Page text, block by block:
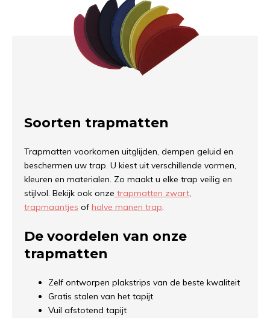
Soorten trapmatten
Trapmatten voorkomen uitglijden, dempen geluid en
beschermen uw trap. U kiest uit verschillende vormen,
kleuren en materialen. Zo maakt u elke trap veilig en
stijlvol. Bekijk ook onze trapmatten zwart,
trapmaantjes of halve manen trap.
De voordelen van onze
trapmatten
Zelf ontworpen plakstrips van de beste kwaliteit
Gratis stalen van het tapijt
Vuil afstotend tapijt